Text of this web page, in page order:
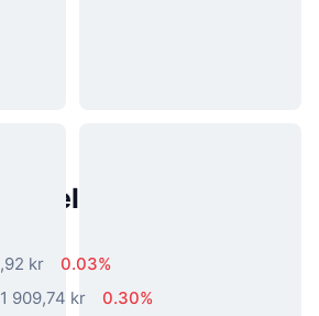
fra den
kr
0.03%
1 909,74 kr
0.30%